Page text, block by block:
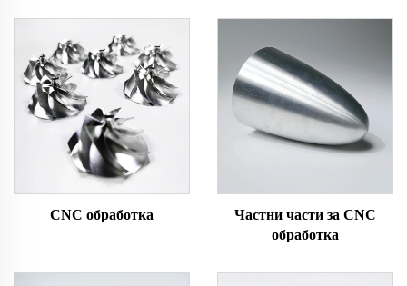
CNC обработка
Частни части за CNC
обработка